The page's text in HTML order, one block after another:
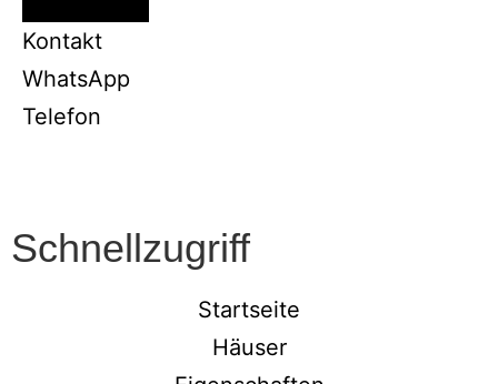
Kontakt
WhatsApp
Telefon
Schnellzugriff
Startseite
Häuser